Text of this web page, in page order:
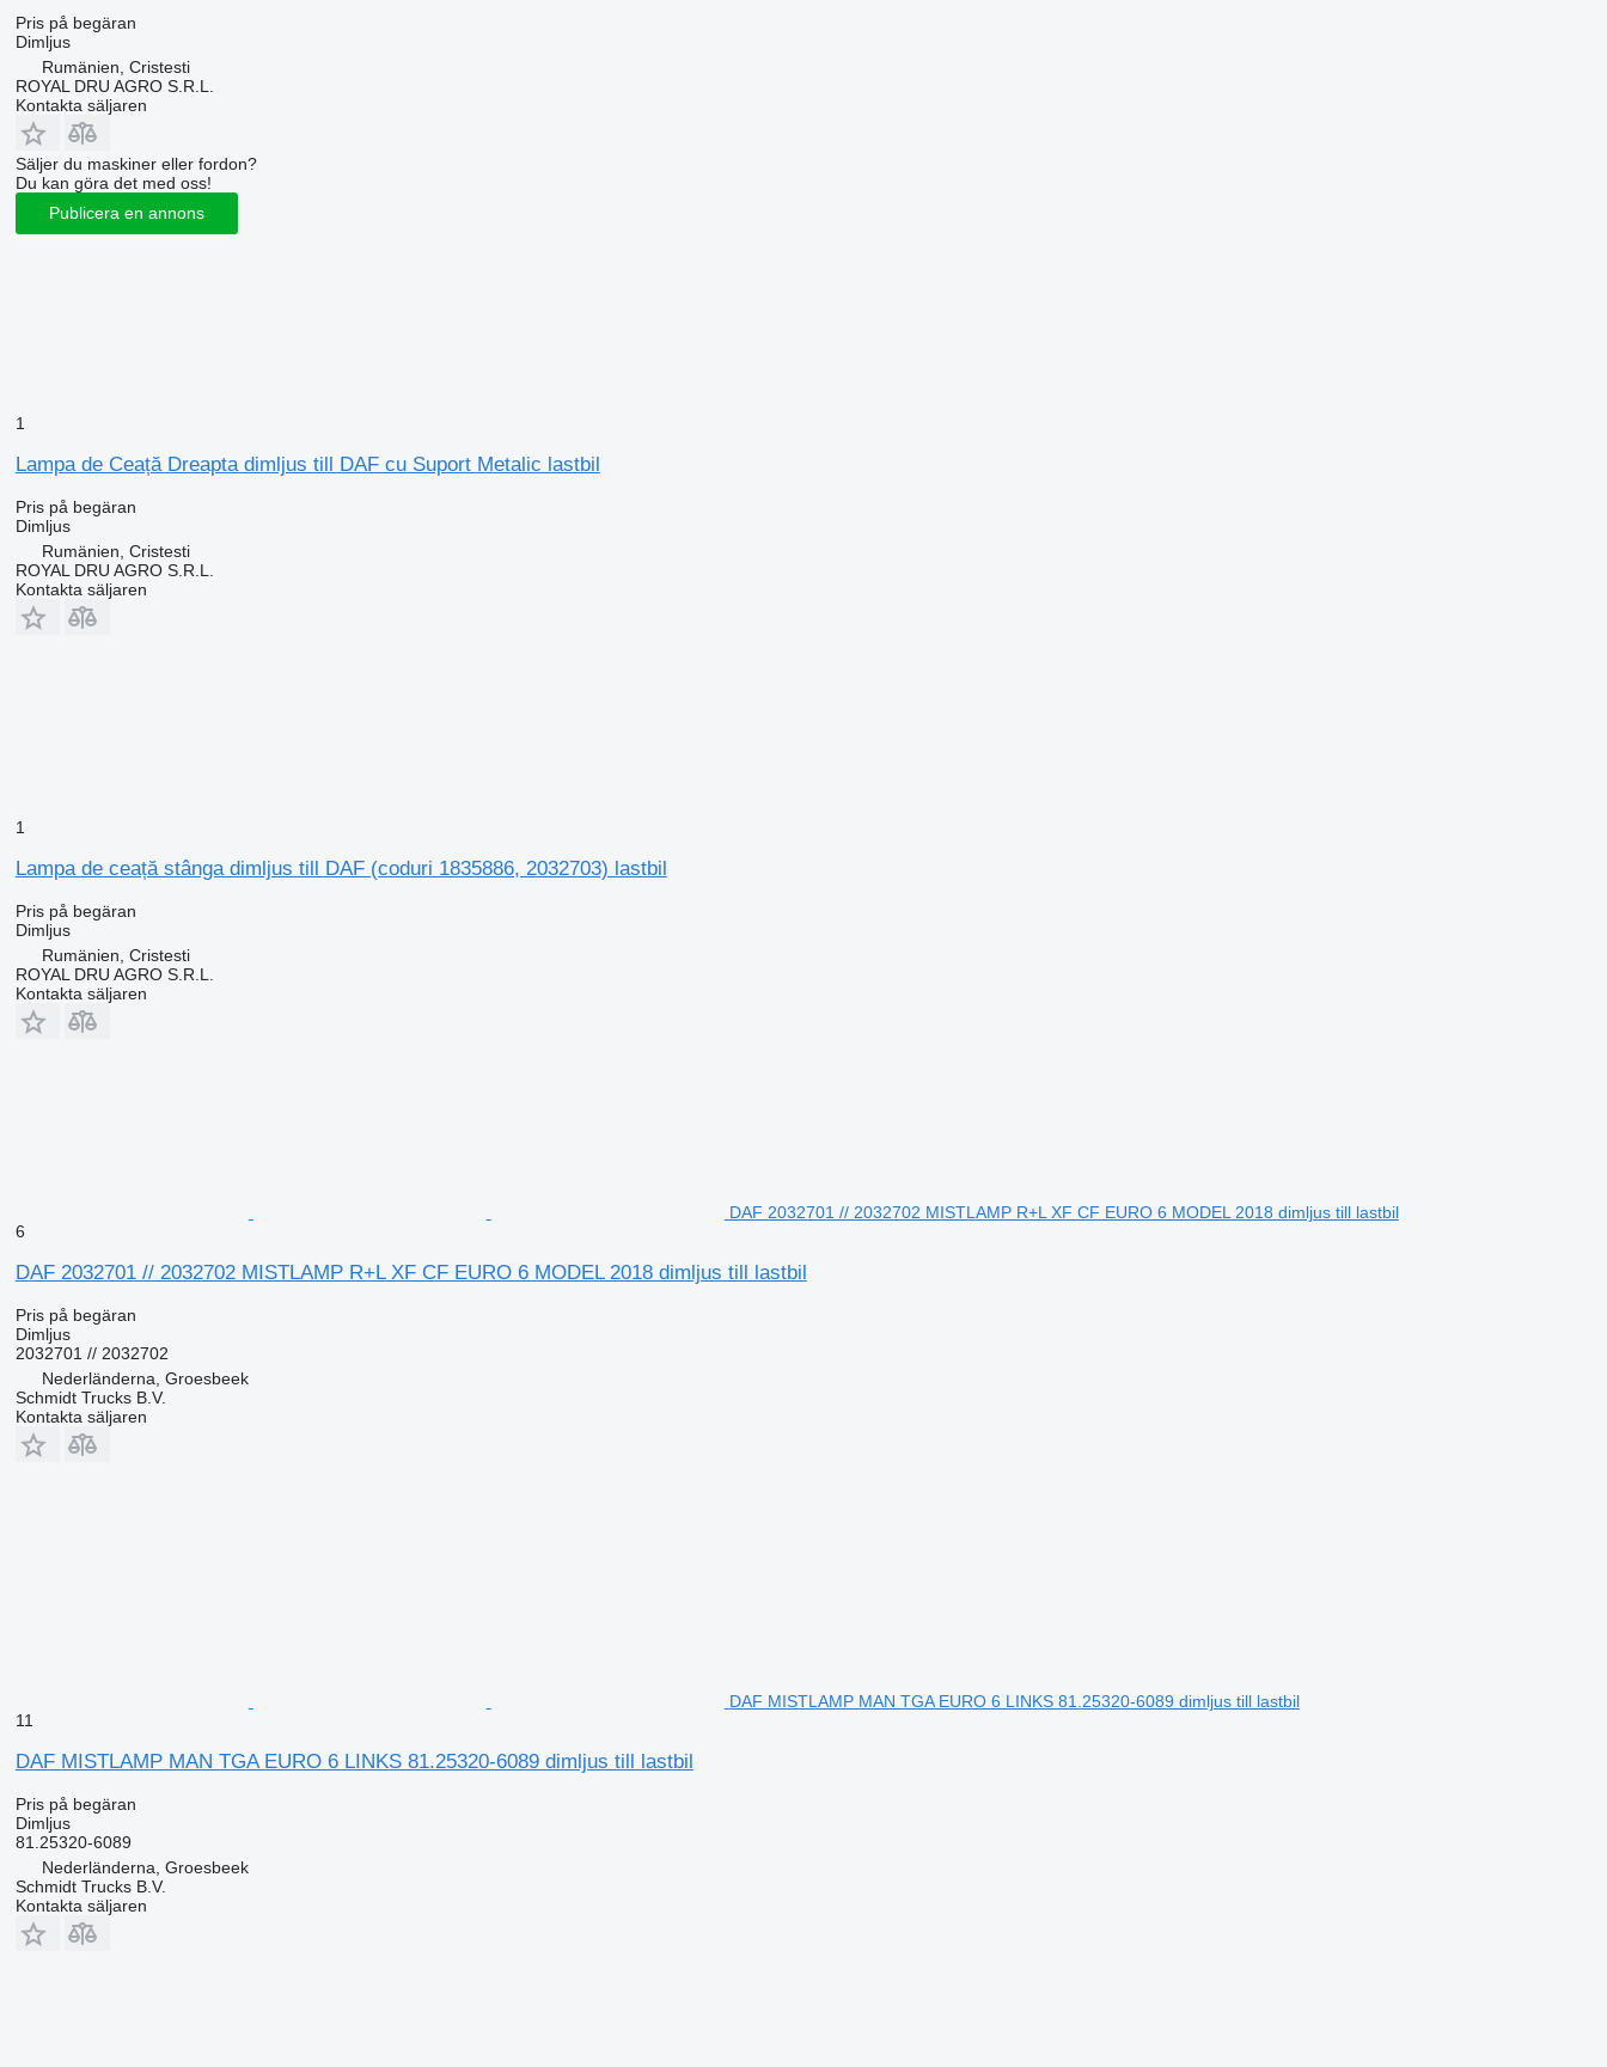
Pris på begäran
Dimljus
Rumänien, Cristesti
ROYAL DRU AGRO S.R.L.
Kontakta säljaren
Säljer du maskiner eller fordon?
Du kan göra det med oss!
Publicera en annons
1
Lampa de Ceață Dreapta dimljus till DAF cu Suport Metalic lastbil
Pris på begäran
Dimljus
Rumänien, Cristesti
ROYAL DRU AGRO S.R.L.
Kontakta säljaren
1
Lampa de ceață stânga dimljus till DAF (coduri 1835886, 2032703) lastbil
Pris på begäran
Dimljus
Rumänien, Cristesti
ROYAL DRU AGRO S.R.L.
Kontakta säljaren
DAF 2032701 // 2032702 MISTLAMP R+L XF CF EURO 6 MODEL 2018 dimljus till lastbil
6
DAF 2032701 // 2032702 MISTLAMP R+L XF CF EURO 6 MODEL 2018 dimljus till lastbil
Pris på begäran
Dimljus
2032701 // 2032702
Nederländerna, Groesbeek
Schmidt Trucks B.V.
Kontakta säljaren
DAF MISTLAMP MAN TGA EURO 6 LINKS 81.25320-6089 dimljus till lastbil
11
DAF MISTLAMP MAN TGA EURO 6 LINKS 81.25320-6089 dimljus till lastbil
Pris på begäran
Dimljus
81.25320-6089
Nederländerna, Groesbeek
Schmidt Trucks B.V.
Kontakta säljaren